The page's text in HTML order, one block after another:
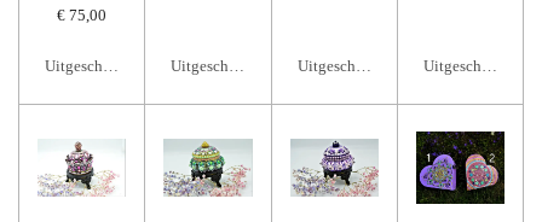
€ 75,00
Uitgeschakeld Uitgeschakeld Uitgeschakeld Uitgeschakeld